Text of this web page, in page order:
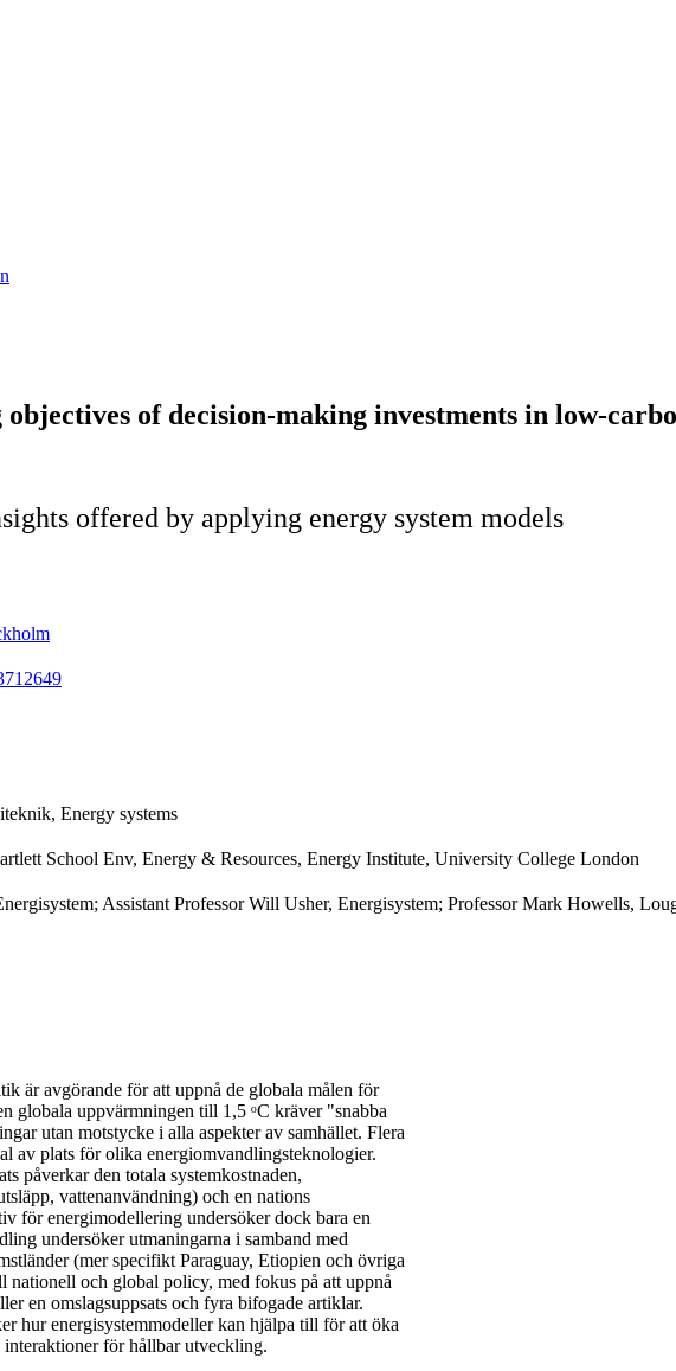
of decision-making investments in low-
offered by applying energy system models
Energy systems
School Env, Energy & Resources, Energy Institute, University College London
Assistant Professor Will Usher, Energisystem; Professor Mark Howells,
är avgörande för att uppnå de globala målen för
globala uppvärmningen till 1,5 ᵒC kräver "snabba
utan motstycke i alla aspekter av samhället. Flera
av plats för olika energiomvandlingsteknologier.
påverkar den totala systemkostnaden,
vattenanvändning) och en nations
för energimodellering undersöker dock bara en
undersöker utmaningarna i samband med
(mer specifikt Paraguay, Etiopien och övriga
och global policy, med fokus på att uppnå
en omslagsuppsats och fyra bifogade artiklar.
hur energisystemmodeller kan hjälpa till för att öka
interaktioner för hållbar utveckling.